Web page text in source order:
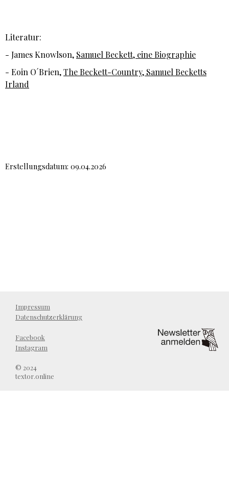
Literatur:
- James Knowlson, Samuel Beckett, eine Biographie
- Eoin O´Brien,The Beckett-Country, Samuel Becketts
Irland
Erstellungsdatum: 09.04.2026
Impressum
Datenschutzerklärung
Facebook
Instagram
© 2024
textor.online